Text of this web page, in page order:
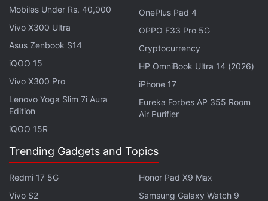
iQOO Neo 10 में सिम, सॉफ्टवेयर, और डिस्प्ले स्पेसिफिकेशन प्रो
मॉडल जैसे हैं। इस फोन में कंपनी ने Snapdragon 8 Gen 3 SoC
दिया है। कैमरा की बात करें तो इसमें रियर में डुअल कैमरा है। मेन सेंसर
50 मेगापिक्सल का Sony IMX921 सेंसर है जिसमें OIS सपोर्ट
मिलता है। साथ में 8 मेगापिक्सल का अल्ट्रावाइड लेंस भी है। सेल्फी के
लिए फोन में फ्रंट में 16 मेगापिक्सल का कैमरा दिया गया है।
प्रो मॉडल की तरह ही इसमें सभी कनेक्टिविटी ऑप्शन दिए गए हैं। इसमें
सिक्योरिटी के लिए फेस रिकग्निशन फीचर है और 3D अल्ट्रासोनिक
फिंगरप्रिंट स्कैनर भी दिया गया है। फोन में 6100mAh की बैटरी के
164.2.92x75.40x7.99mm और वजन 206 ग्राम है।
Mobiles Under Rs. 40,000
Vivo X300 Ultra
Asus Zenbook S14
iQOO 15
Vivo X300 Pro
Lenovo Yoga Slim 7i Aura
Edition
iQOO 15R
OnePlus Pad 4
OPPO F33 Pro 5G
Cryptocurrency
HP OmniBook Ultra 14 (2026)
iPhone 17
Eureka Forbes AP 355 Room
Air Purifier
Trending Gadgets and Topics
Redmi 17 5G
Vivo S2
Honor Pad X9 Max
Samsung Galaxy Watch 9